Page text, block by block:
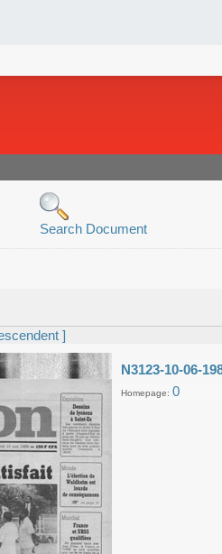
Search Document
]
N3123-10-06-
Homepage: 0